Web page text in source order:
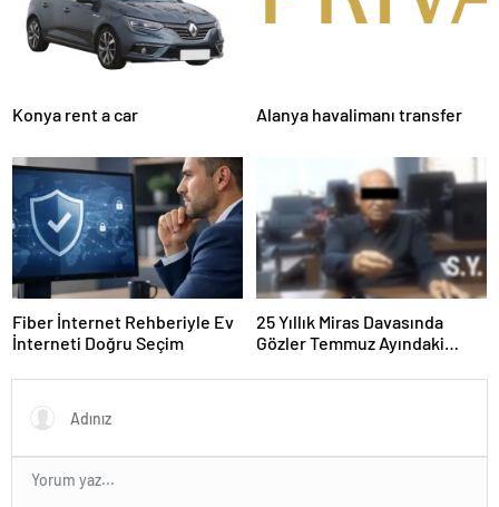
Konya rent a car Alanya havalimanı transfer
Fiber İnternet Rehberiyle Ev
İnterneti Doğru Seçim
25 Yıllık Miras Davasında
Gözler Temmuz Ayındaki